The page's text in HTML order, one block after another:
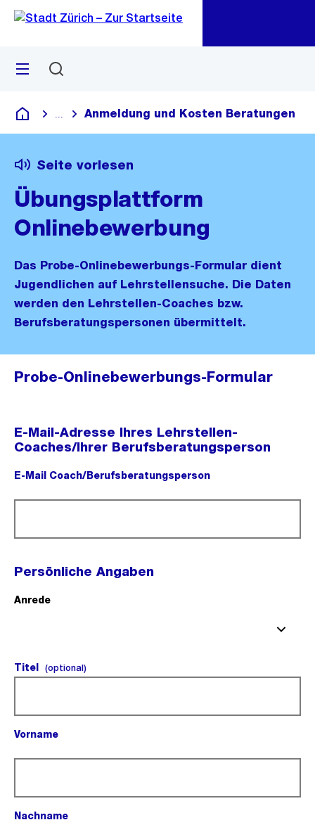
Navigation
Sprunglink
Menü
Deutsch
Blende alle Breadcrumbs ein
Anmeldung und Kosten Beratungen
Seite vorlesen
Übungsplattform
Onlinebewerbung
Das Probe-Onlinebewerbungs-Formular dient
Jugendlichen auf Lehrstellensuche. Die Daten
werden den Lehrstellen-Coaches bzw.
Berufsberatungspersonen übermittelt.
Probe-Onlinebewerbungs-Formular
E-Mail-Adresse Ihres Lehrstellen-
Coaches/Ihrer Berufsberatungsperson
E-Mail Coach/Berufsberatungsperson
Persönliche Angaben
Anrede
Titel (optional)(optional).
Vorname
Nachname